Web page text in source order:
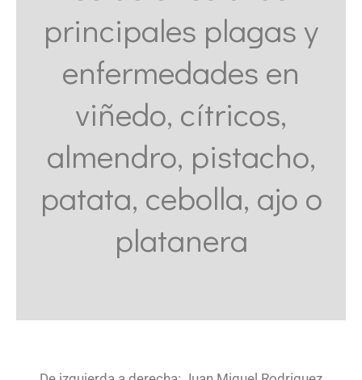
principales plagas y
enfermedades en
viñedo, cítricos,
almendro, pistacho,
patata, cebolla, ajo o
platanera